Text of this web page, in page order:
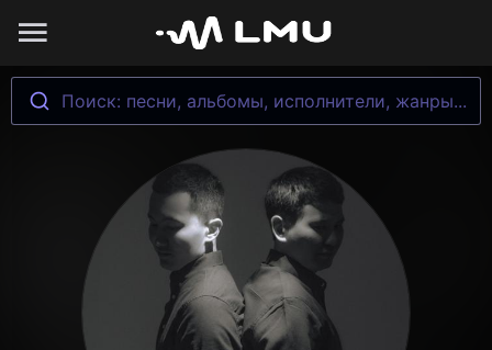
Поиск: песни, альбомы, исполнители, жанры...